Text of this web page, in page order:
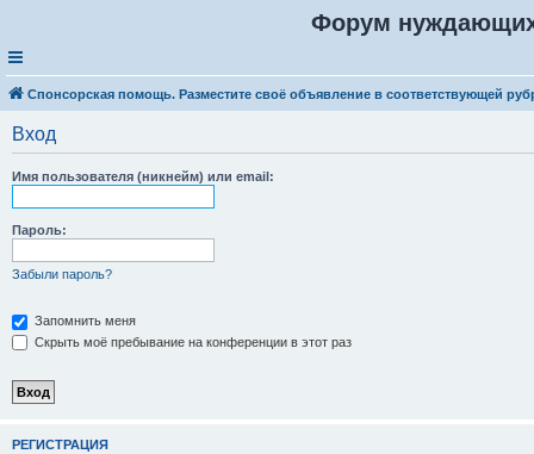
Форум
Спонсорская помощь. Разместите своё объявление в соответствующей
Вход
Имя пользователя (никнейм) или email:
Пароль:
Забыли пароль?
Запомнить меня
Скрыть моё пребывание на конференции в этот раз
РЕГИСТРАЦИЯ